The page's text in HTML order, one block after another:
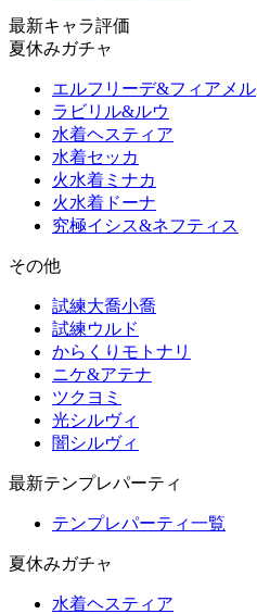
最新キャラ評価
夏休みガチャ
エルフリーデ&フィアメル
ラビリル&ルウ
水着ヘスティア
水着セッカ
火水着ミナカ
火水着ドーナ
究極イシス&ネフティス
その他
試練大喬小喬
試練ウルド
からくりモトナリ
ニケ&アテナ
ツクヨミ
光シルヴィ
闇シルヴィ
最新テンプレパーティ
テンプレパーティ一覧
夏休みガチャ
水着ヘスティア